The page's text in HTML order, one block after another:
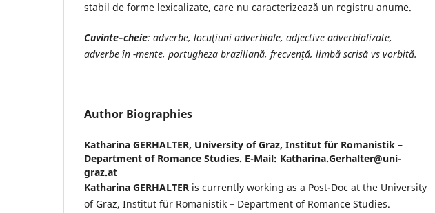
stabil de forme lexicalizate, care nu caracterizează un registru anume.
Cuvinte‐cheie: adverbe, locuţiuni adverbiale, adjective adverbializate,
adverbe în -mente, portugheza braziliană, frecvenţă, limbă scrisă vs vorbită.
Author Biographies
Katharina GERHALTER, University of Graz, Institut für Romanistik –
Department of Romance Studies. E-Mail: Katharina.Gerhalter@uni-
graz.at
Katharina GERHALTER is currently working as a Post-Doc at the University
of Graz, Institut für Romanistik – Department of Romance Studies.